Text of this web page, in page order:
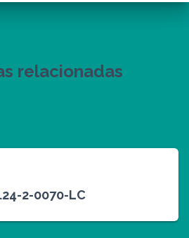
relacionadas
2-0070-LC